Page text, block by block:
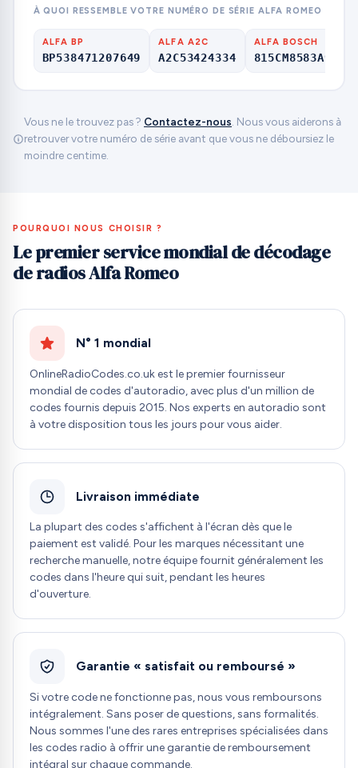
À QUOI RESSEMBLE VOTRE NUMÉRO DE SÉRIE ALFA ROMEO
ALFA BP
BP538471207649
ALFA A2C
A2C53424334
ALFA BOSCH
Vous ne le trouvez pas ? Contactez-nous . Nous vous aiderons à
retrouver votre numéro de série avant que vous ne déboursiez le
moindre centime.
POURQUOI NOUS CHOISIR ?
Le premier service mondial de décodage
de radios Alfa Romeo
N° 1 mondial
OnlineRadioCodes.co.uk est le premier fournisseur
mondial de codes d'autoradio, avec plus d'un million de
codes fournis depuis 2015. Nos experts en autoradio sont
à votre disposition tous les jours pour vous aider.
Livraison immédiate
La plupart des codes s'affichent à l'écran dès que le
paiement est validé. Pour les marques nécessitant une
recherche manuelle, notre équipe fournit généralement les
codes dans l'heure qui suit, pendant les heures
d'ouverture.
Garantie « satisfait ou remboursé »
Si votre code ne fonctionne pas, nous vous remboursons
intégralement. Sans poser de questions, sans formalités.
Nous sommes l'une des rares entreprises spécialisées dans
les codes radio à offrir une garantie de remboursement
intégral sur chaque commande.